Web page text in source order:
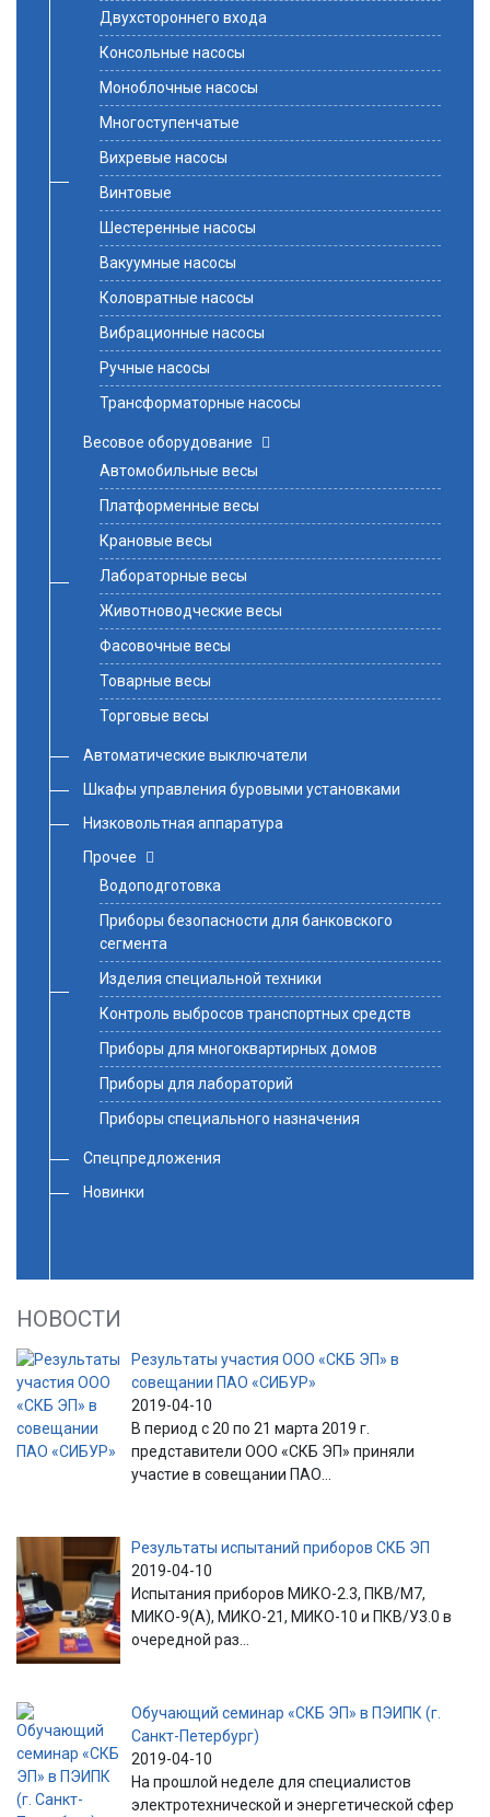
Двухстороннего входа
Консольные насосы
Моноблочные насосы
Многоступенчатые
Вихревые насосы
Винтовые
Шестеренные насосы
Вакуумные насосы
Коловратные насосы
Вибрационные насосы
Ручные насосы
Трансформаторные насосы
Весовое оборудование
Автомобильные весы
Платформенные весы
Крановые весы
Лабораторные весы
Животноводческие весы
Фасовочные весы
Товарные весы
Торговые весы
Автоматические выключатели
Шкафы управления буровыми установками
Низковольтная аппаратура
Прочее
Водоподготовка
Приборы безопасности для банковского
сегмента
Изделия специальной техники
Контроль выбросов транспортных средств
Приборы для многоквартирных домов
Приборы для лабораторий
Приборы специального назначения
Спецпредложения
Новинки
НОВОСТИ
Результаты участия ООО «СКБ ЭП» в
совещании ПАО «СИБУР»
2019-04-10
В период с 20 по 21 марта 2019 г.
представители ООО «СКБ ЭП» приняли
участие в совещании ПАО...
Результаты испытаний приборов СКБ ЭП
2019-04-10
Испытания приборов МИКО-2.3, ПКВ/М7,
МИКО-9(А), МИКО-21, МИКО-10 и ПКВ/У3.0 в
очередной раз...
Обучающий семинар «СКБ ЭП» в ПЭИПК (г.
Санкт-Петербург)
2019-04-10
На прошлой неделе для специалистов
электротехнической и энергетической сфер